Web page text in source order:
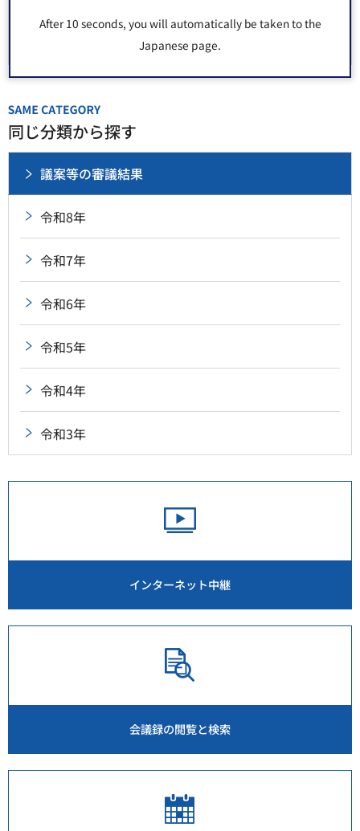
After 10 seconds, you will automatically be taken to the
Japanese page.
同じ分類から探す
議案等の審議結果
令和8年
令和7年
令和6年
令和5年
令和4年
令和3年
インターネット中継
会議録の閲覧と検索